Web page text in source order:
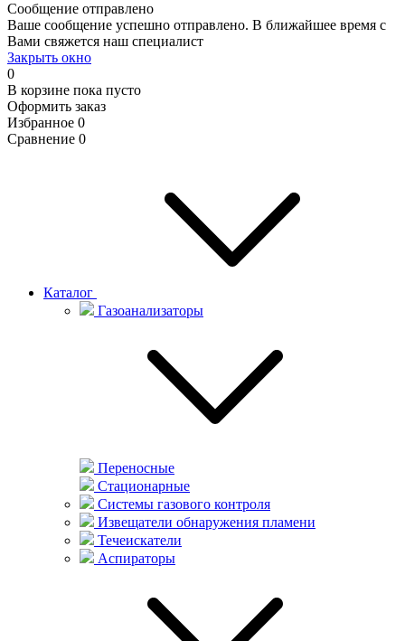
Сообщение отправлено
Ваше сообщение успешно отправлено. В ближайшее время с
Вами свяжется наш специалист
Закрыть окно
0
В корзине пока пусто
Оформить заказ
Избранное 0
Сравнение 0
Каталог
Газоанализаторы
Переносные
Стационарные
Системы газового контроля
Извещатели обнаружения пламени
Течеискатели
Аспираторы